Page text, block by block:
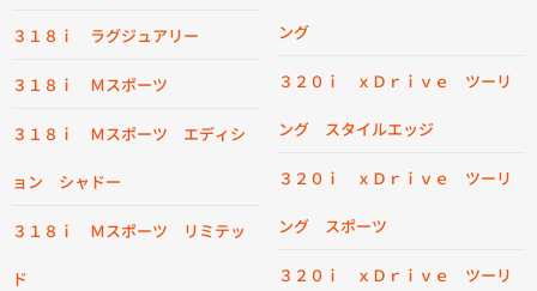
３１８ｉ ラグジュアリー
３１８ｉ Ｍスポーツ
３１８ｉ Ｍスポーツ エディシ
ョン シャドー
３１８ｉ Ｍスポーツ リミテッ
ド
ング
３２０ｉ ｘＤｒｉｖｅ ツーリ
ング スタイルエッジ
３２０ｉ ｘＤｒｉｖｅ ツーリ
ング スポーツ
３２０ｉ ｘＤｒｉｖｅ ツーリ